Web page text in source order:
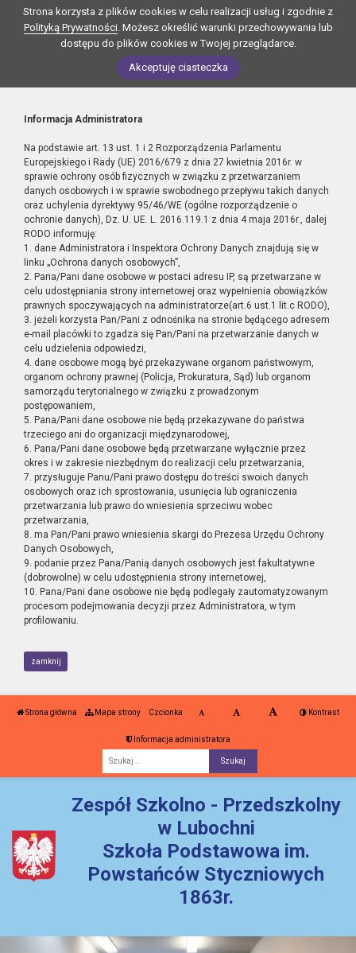
Strona korzysta z plików cookies w celu realizacji usług i zgodnie z
Polityką Prywatności. Możesz określić warunki przechowywania lub
dostępu do plików cookies w Twojej przeglądarce.
Akceptuję ciasteczka
Informacja Administratora
Na podstawie art. 13 ust. 1 i 2 Rozporządzenia Parlamentu
Europejskiego i Rady (UE) 2016/679 z dnia 27 kwietnia 2016r. w
sprawie ochrony osób fizycznych w związku z przetwarzaniem
danych osobowych i w sprawie swobodnego przepływu takich danych
oraz uchylenia dyrektywy 95/46/WE (ogólne rozporządzenie o
ochronie danych), Dz. U. UE. L. 2016.119.1 z dnia 4 maja 2016r., dalej
RODO informuję:
1. dane Administratora i Inspektora Ochrony Danych znajdują się w
linku „Ochrona danych osobowych”,
2. Pana/Pani dane osobowe w postaci adresu IP, są przetwarzane w
celu udostępniania strony internetowej oraz wypełnienia obowiązków
prawnych spoczywających na administratorze(art.6 ust.1 lit.c RODO),
3. jeżeli korzysta Pan/Pani z odnośnika na stronie będącego adresem
e-mail placówki to zgadza się Pan/Pani na przetwarzanie danych w
celu udzielenia odpowiedzi,
4. dane osobowe mogą być przekazywane organom państwowym,
organom ochrony prawnej (Policja, Prokuratura, Sąd) lub organom
samorządu terytorialnego w związku z prowadzonym
postępowaniem,
5. Pana/Pani dane osobowe nie będą przekazywane do państwa
trzeciego ani do organizacji międzynarodowej,
6. Pana/Pani dane osobowe będą przetwarzane wyłącznie przez
okres i w zakresie niezbędnym do realizacji celu przetwarzania,
7. przysługuje Panu/Pani prawo dostępu do treści swoich danych
osobowych oraz ich sprostowania, usunięcia lub ograniczenia
przetwarzania lub prawo do wniesienia sprzeciwu wobec
przetwarzania,
8. ma Pan/Pani prawo wniesienia skargi do Prezesa Urzędu Ochrony
Danych Osobowych,
9. podanie przez Pana/Panią danych osobowych jest fakultatywne
(dobrowolne) w celu udostępnienia strony internetowej,
10. Pana/Pani dane osobowe nie będą podlegały zautomatyzowanym
procesom podejmowania decyzji przez Administratora, w tym
profilowaniu.
zamknij
Strona główna Mapa strony Czcionka Kontrast
Informacja administratora
Zespół Szkolno - Przedszkolny
w Lubochni
Szkoła Podstawowa im.
Powstańców Styczniowych
1863r.